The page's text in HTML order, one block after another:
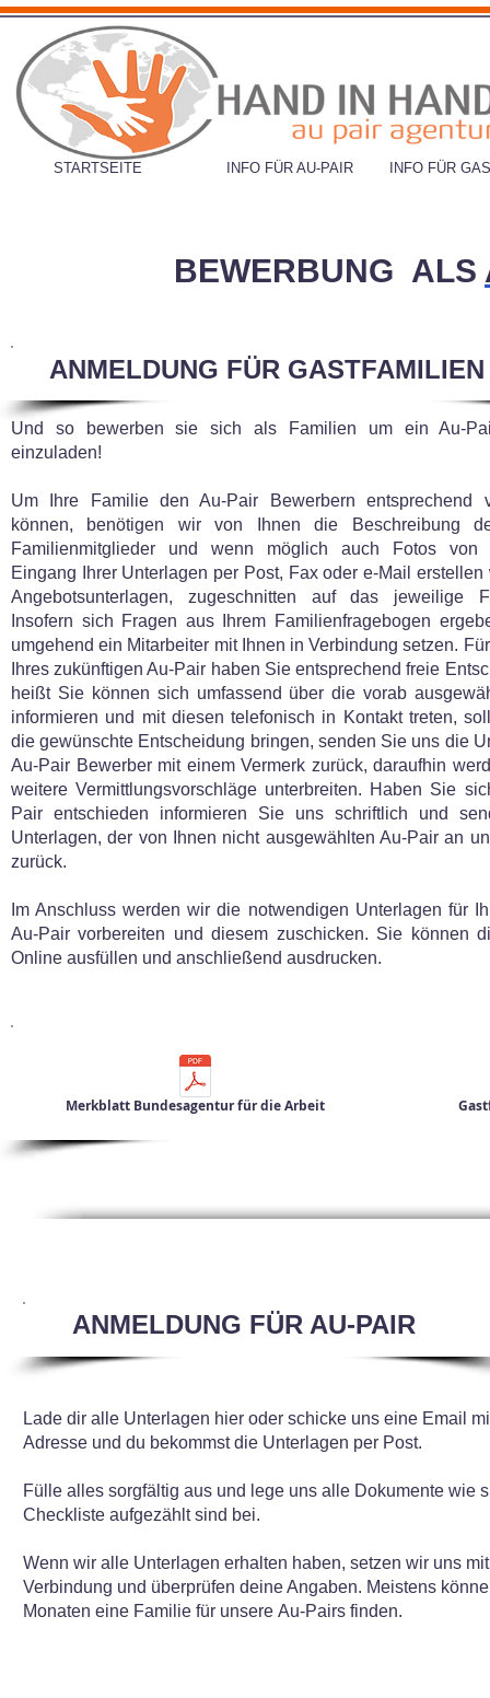
STARTSEITE INFO FÜR AU-PAIR INFO FÜR
BEWERBUNG ALS
ANMELDUNG FÜR GASTFAMILIEN
Und so bewerben sie sich als Familien um ein Au-
einzuladen!
Um Ihre Familie den Au-Pair Bewerbern entsprechend
können, benötigen wir von Ihnen die Beschreibung
Familienmitglieder und wenn möglich auch Fotos von
Eingang Ihrer Unterlagen per Post, Fax oder e-Mail erstellen
Angebotsunterlagen, zugeschnitten auf das jeweilige
Insofern sich Fragen aus Ihrem Familienfragebogen
umgehend ein Mitarbeiter mit Ihnen in Verbindung setzen.
Ihres zukünftigen Au-Pair haben Sie entsprechend freie
heißt Sie können sich umfassend über die vorab
informieren und mit diesen telefonisch in Kontakt treten,
die gewünschte Entscheidung bringen, senden Sie uns die
Au-Pair Bewerber mit einem Vermerk zurück, daraufhin
weitere Vermittlungsvorschläge unterbreiten. Haben Sie
Pair entschieden informieren Sie uns schriftlich und
Unterlagen, der von Ihnen nicht ausgewählten Au-Pair an
zurück.
Im Anschluss werden wir die notwendigen Unterlagen für
Au-Pair vorbereiten und diesem zuschicken. Sie können
Online ausfüllen und anschließend ausdrucken.
Merkblatt Bundesagentur für die Arbeit
ANMELDUNG FÜR AU-PAIR
Lade dir alle Unterlagen hier oder schicke uns eine Email
Adresse und du bekommst die Unterlagen per Post.
Fülle alles sorgfältig aus und lege uns alle Dokumente wie
Checkliste aufgezählt sind bei.
Wenn wir alle Unterlagen erhalten haben, setzen wir uns
Verbindung und überprüfen deine Angaben. Meistens
Monaten eine Familie für unsere Au-Pairs finden.